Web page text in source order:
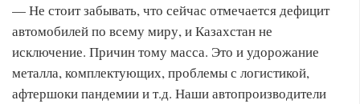
— Не стоит забывать, что сейчас отмечается дефицит
автомобилей по всему миру, и Казахстан не
исключение. Причин тому масса. Это и удорожание
металла, комплектующих, проблемы с логистикой,
афтершоки пандемии и т.д. Наши автопроизводители